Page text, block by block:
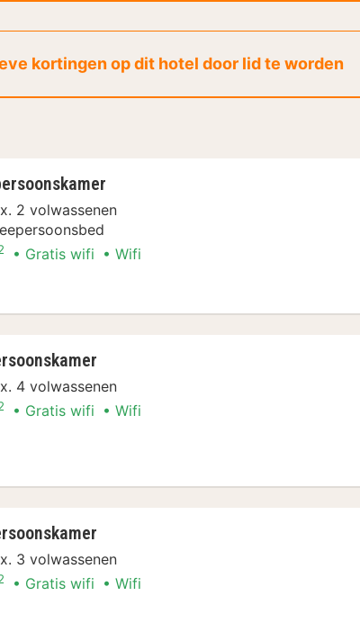
kortingen op dit hotel door lid te worden
2 volwassenen
Gratis wifi Wifi
4 volwassenen
Gratis wifi Wifi
3 volwassenen
Gratis wifi Wifi